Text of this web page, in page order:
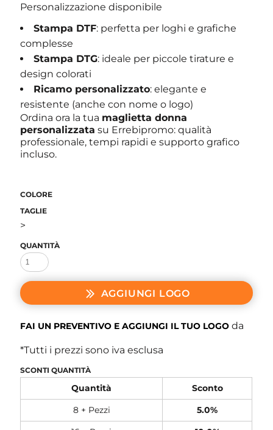
Personalizzazione disponibile
Stampa DTF: perfetta per loghi e grafiche
complesse
Stampa DTG: ideale per piccole tirature e
design colorati
Ricamo personalizzato: elegante e
resistente (anche con nome o logo)
Ordina ora la tua maglietta donna
personalizzata su Errebipromo: qualità
professionale, tempi rapidi e supporto grafico
incluso.
COLORE
TAGLIE
>
QUANTITÀ
AGGIUNGI LOGO
FAI UN PREVENTIVO E AGGIUNGI IL TUO LOGO da
*Tutti i prezzi sono iva esclusa
SCONTI QUANTITÀ
Quantità
Sconto
8 + Pezzi
5.0%